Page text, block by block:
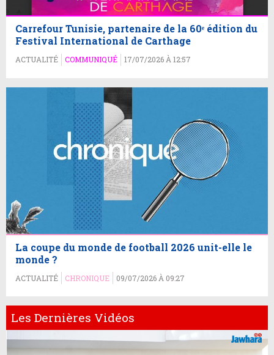
Carrefour Tunisie, partenaire de la 60ᵉ édition du
Festival International de Carthage
ACTUALITÉ COMMUNIQUÉ 17/07/2026 À 12:57
La coupe du monde de football 2026 unit-elle le
monde ?
ACTUALITÉ CHRONIQUE 09/07/2026 À 09:27
Les Dernières Vidéos